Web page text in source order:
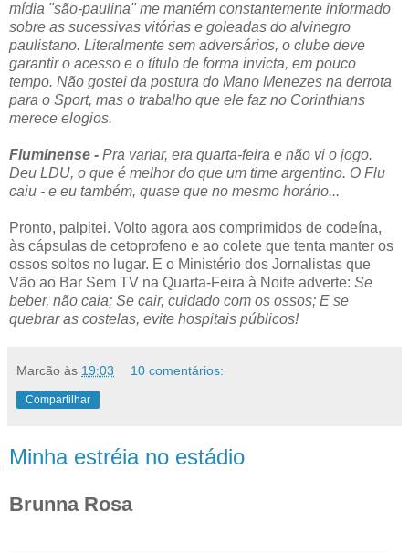
mídia "são-paulina" me mantém constantemente informado
sobre as sucessivas vitórias e goleadas do alvinegro
paulistano. Literalmente sem adversários, o clube deve
garantir o acesso e o título de forma invicta, em pouco
tempo. Não gostei da postura do Mano Menezes na derrota
para o Sport, mas o trabalho que ele faz no Corinthians
merece elogios.
Fluminense - Pra variar, era quarta-feira e não vi o jogo.
Deu LDU, o que é melhor do que um time argentino. O Flu
caiu - e eu também, quase que no mesmo horário...
Pronto, palpitei. Volto agora aos comprimidos de codeína,
às cápsulas de cetoprofeno e ao colete que tenta manter os
ossos soltos no lugar. E o Ministério dos Jornalistas que
Vão ao Bar Sem TV na Quarta-Feira à Noite adverte: Se
beber, não caia; Se cair, cuidado com os ossos; E se
quebrar as costelas, evite hospitais públicos!
Marcão às 19:03 10 comentários:
Compartilhar
Minha estréia no estádio
Brunna Rosa